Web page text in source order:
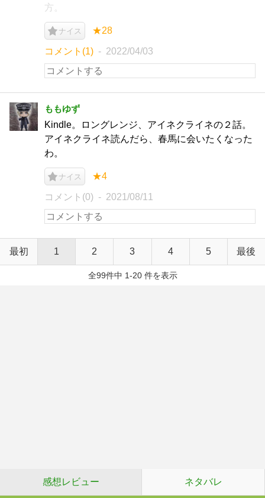
方。
ナイス ★28
コメント(1) 2022/04/03
ももゆず
Kindle。ロングレンジ、アイネクライネの２話。
アイネクライネ読んだら、春馬に会いたくなった
わ。
ナイス ★4
コメント(0) 2021/08/11
最初 1 2 3 4 5 最後
全99件中 1-20 件を表示
感想レビュー ネタバレ